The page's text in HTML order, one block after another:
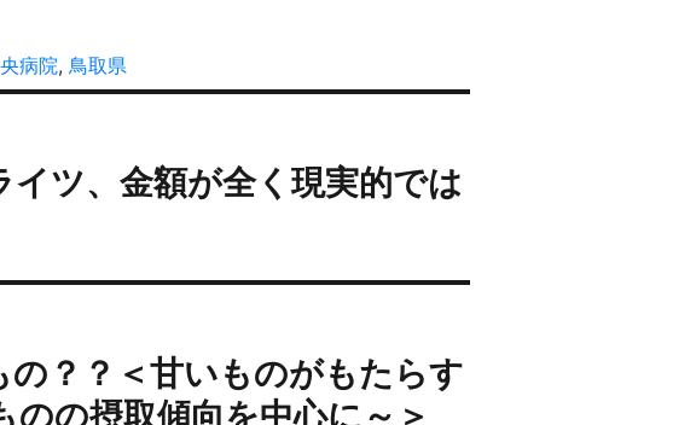
病院, 鳥取県
ツ、金額が全く現実的では
？？＜甘いものがもたらす
の摂取傾向を中心に～＞